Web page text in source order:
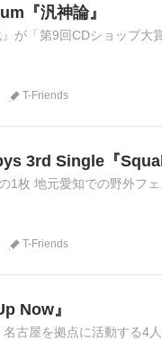
『汎神論』
が「第9回CDショップ
T-Friends
3rd Single『
1枚 地元愛知での野外フ
T-Friends
Now』
古屋を拠点に活動する4